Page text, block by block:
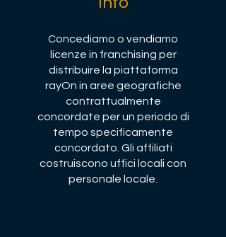
Concediamo o vendiamo
licenze in franchising per
distribuire la piattaforma
rayOn in aree geografiche
contrattualmente
concordate per un periodo di
tempo specificamente
concordato. Gli affiliati
costruiscono uffici locali con
personale locale.